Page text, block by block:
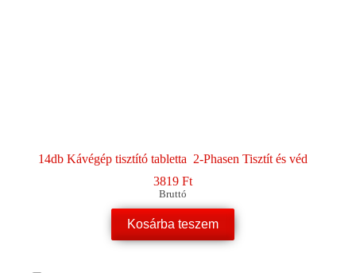
14db Kávégép tisztító tabletta 2-Phasen Tisztít és véd
3819 Ft
Bruttó
Kosárba teszem